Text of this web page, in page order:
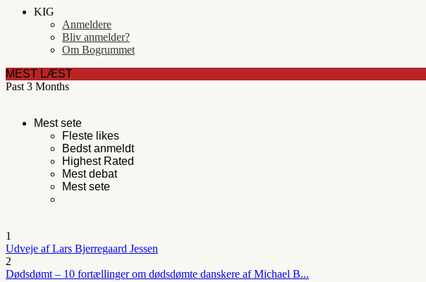
KIG
Anmeldere
Bliv anmelder?
Om Bogrummet
MEST LÆST
Past 3 Months
Mest sete
Fleste likes
Bedst anmeldt
Highest Rated
Mest debat
Mest sete
1
Udveje af Lars Bjerregaard Jessen
2
Dødsdømt – 10 fortællinger om dødsdømte danskere af Michael B...